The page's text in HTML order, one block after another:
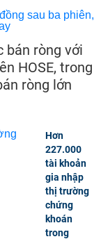
bán ròng với
HOSE, trong
ròng lớn
Hơn
227.000
tài khoản
gia nhập
thị trường
chứng
khoán
trong